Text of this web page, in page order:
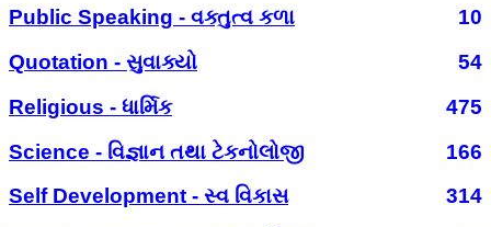
Public Speaking - વક્તુત્વ કળા
10
Quotation - સુવાક્યો
54
Religious - ધાર્મિક
475
Science - વિજ્ઞાન તથા ટેકનોલોજી
166
Self Development - સ્વ વિકાસ
314